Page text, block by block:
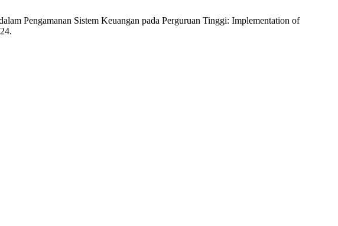
Pengamanan Sistem Keuangan pada Perguruan Tinggi: Implementation of